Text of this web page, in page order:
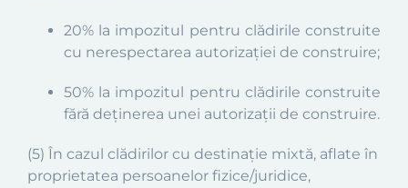
20% la impozitul pentru clădirile construite
cu nerespectarea autorizației de construire;
50% la impozitul pentru clădirile construite
fără deținerea unei autorizații de construire.
(5) În cazul clădirilor cu destinaţie mixtă, aflate în
proprietatea persoanelor fizice/juridice,